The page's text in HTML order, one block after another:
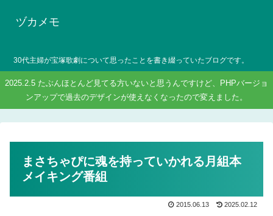
ヅカメモ
30代主婦が宝塚歌劇について思ったことを書き綴っていたブログです。
2025.2.5 たぶんほとんど見てる方いないと思うんですけど、PHPバージョ
ンアップで過去のデザインが使えなくなったので変えました。
まさちゃぴに魂を持っていかれる月組本
メイキング番組
2015.06.13 2025.02.12